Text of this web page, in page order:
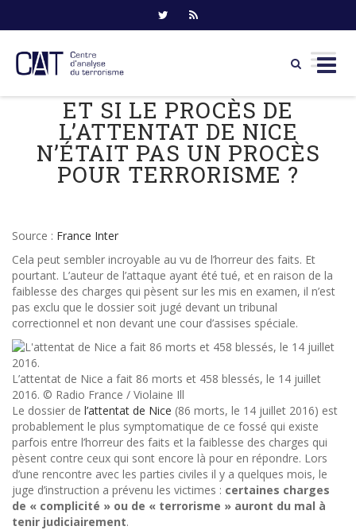
ET SI LE PROCÈS DE
L’ATTENTAT DE NICE
N’ÉTAIT PAS UN PROCÈS
POUR TERRORISME ?
Source : France Inter
Cela peut sembler incroyable au vu de l’horreur des faits. Et
pourtant. L’auteur de l’attaque ayant été tué, et en raison de la
faiblesse des charges qui pèsent sur les mis en examen, il n’est
pas exclu que le dossier soit jugé devant un tribunal
correctionnel et non devant une cour d’assises spéciale.
L’attentat de Nice a fait 86 morts et 458 blessés, le 14 juillet
2016. © Radio France / Violaine Ill
Le dossier de l’attentat de Nice (86 morts, le 14 juillet 2016) est
probablement le plus symptomatique de ce fossé qui existe
parfois entre l’horreur des faits et la faiblesse des charges qui
pèsent contre ceux qui sont encore là pour en répondre. Lors
d’une rencontre avec les parties civiles il y a quelques mois, le
juge d’instruction a prévenu les victimes : certaines charges
de « complicité » ou de « terrorisme » auront du mal à
tenir judiciairement.